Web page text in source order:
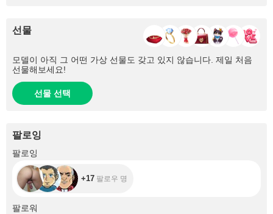
선물
모델이 아직 그 어떤 가상 선물도 갖고 있지 않습니다. 제일 처음
선물해보세요!
선물 선택
팔로잉
팔로잉
+17 팔로우 명
팔로워